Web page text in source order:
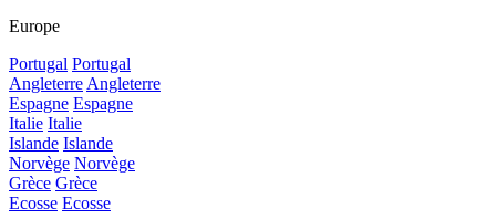
Europe
Portugal Portugal
AngleterreAngleterre
Espagne Espagne
Italie Italie
Islande Islande
Norvège Norvège
Grèce Grèce
Ecosse Ecosse